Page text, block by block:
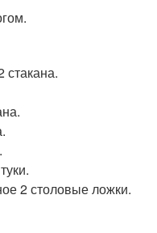
2 столовые ложки.